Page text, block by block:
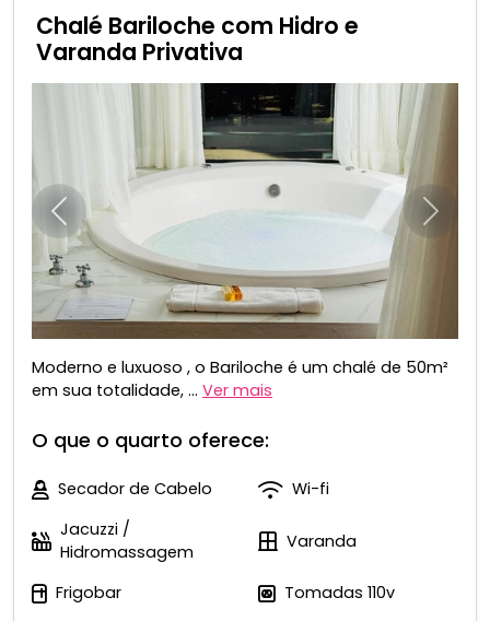
Chalé Bariloche com Hidro e
Varanda Privativa
Anterior
Moderno e luxuoso , o Bariloche é um chalé de 50m²
em sua totalidade, ... Ver mais
O que o quarto oferece:
Secador de Cabelo
Wi-fi
Jacuzzi /
Hidromassagem
Varanda
Frigobar
Tomadas 110v